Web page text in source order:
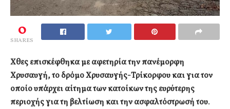
0
SHARES
Χθες επισκέφθηκα με αφετηρία την πανέμορφη
Χρυσαυγή, το δρόμο Χρυσαυγής-Τρίκορφου και για τον
οποίο υπάρχει αίτημα των κατοίκων της ευρύτερης
περιοχής για τη βελτίωση και την ασφαλτόστρωσή του.